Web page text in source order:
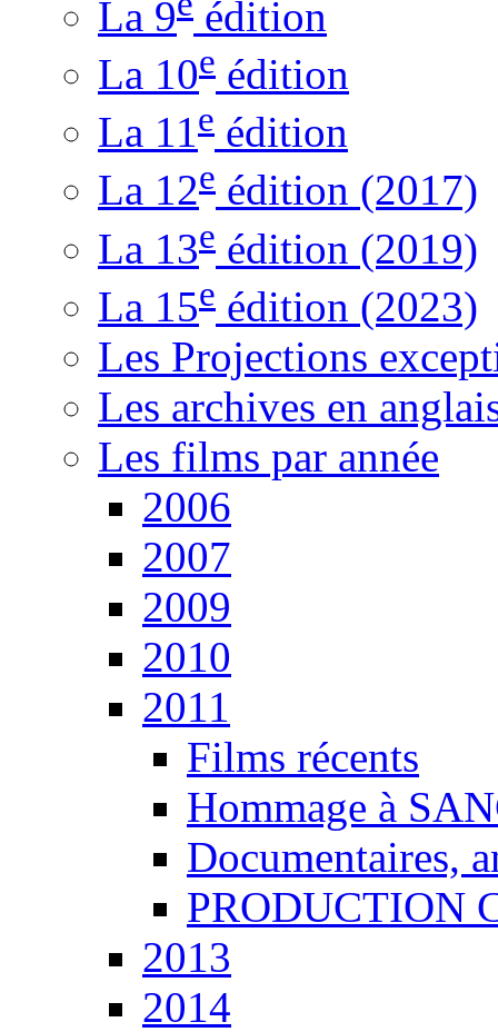
La 9
édition
La 10e édition
La 11e édition
La 12e édition (2017)
La 13e édition (2019)
La 15e édition (2023)
Les Projections
Les archives en
Les films par année
2006
2007
2009
2010
2011
Films récents
Hommage à
Documentaires,
PRODUCTION
2013
2014